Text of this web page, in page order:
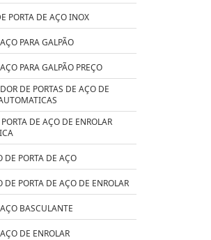
PORTA DE AÇO INOX
PARA GALPÃO
PARA GALPÃO PREÇO
DE PORTAS DE AÇO DE
DE AÇO DE ENROLAR
DE PORTA DE AÇO
DE PORTA DE AÇO DE ENROLAR
BASCULANTE
DE ENROLAR